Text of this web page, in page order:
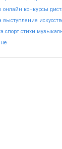
онлайн конкурсы
выступление
спорт стихи